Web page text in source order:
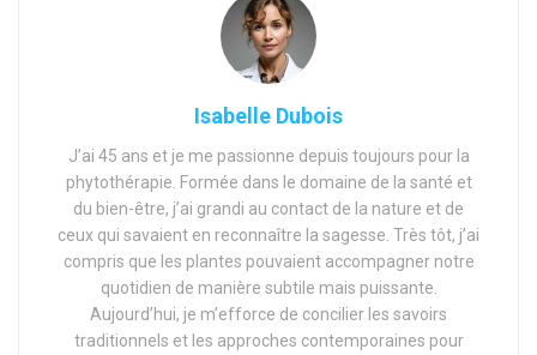
Isabelle Dubois
J’ai 45 ans et je me passionne depuis toujours pour la
phytothérapie. Formée dans le domaine de la santé et
du bien-être, j’ai grandi au contact de la nature et de
ceux qui savaient en reconnaître la sagesse. Très tôt, j’ai
compris que les plantes pouvaient accompagner notre
quotidien de manière subtile mais puissante.
Aujourd’hui, je m’efforce de concilier les savoirs
traditionnels et les approches contemporaines pour